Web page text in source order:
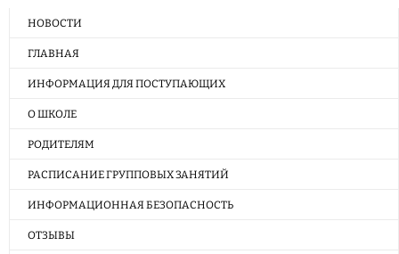
НОВОСТИ
ГЛАВНАЯ
ИНФОРМАЦИЯ ДЛЯ ПОСТУПАЮЩИХ
О ШКОЛЕ
РОДИТЕЛЯМ
РАСПИСАНИЕ ГРУППОВЫХ ЗАНЯТИЙ
ИНФОРМАЦИОННАЯ БЕЗОПАСНОСТЬ
ОТЗЫВЫ